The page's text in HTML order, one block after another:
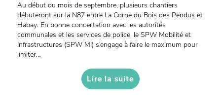
Au début du mois de septembre, plusieurs chantiers
débuteront sur la N87 entre La Corne du Bois des Pendus et
Habay. En bonne concertation avec les autorités
communales et les services de police, le SPW Mobilité et
Infrastructures (SPW MI) s’engage à faire le maximum pour
limiter...
Lire la suite